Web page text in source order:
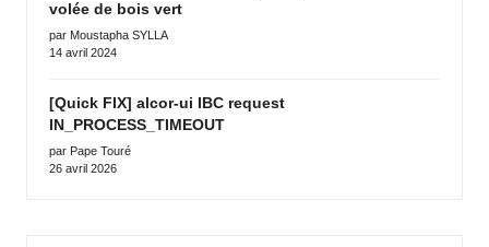
volée de bois vert
par Moustapha SYLLA
14 avril 2024
[Quick FIX] alcor-ui IBC request
IN_PROCESS_TIMEOUT
par Pape Touré
26 avril 2026